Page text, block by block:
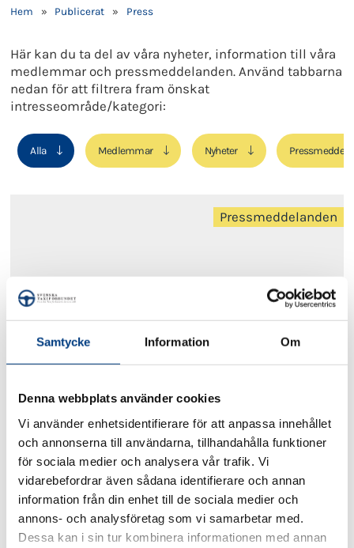
Samtycke Information Om
Denna webbplats använder cookies
Vi använder enhetsidentifierare för att anpassa innehållet
och annonserna till användarna, tillhandahålla funktioner
för sociala medier och analysera vår trafik. Vi
vidarebefordrar även sådana identifierare och annan
information från din enhet till de sociala medier och
annons- och analysföretag som vi samarbetar med.
Dessa kan i sin tur kombinera informationen med annan
Hem » Publicerat » Press
Här kan du ta del av våra nyheter, information till våra
medlemmar och pressmeddelanden. Använd tabbarna
nedan för att filtrera fram önskat
intresseområde/kategori:
Alla Medlemmar Nyheter
Pressmeddelanden
2017-01-03
befria taxi
Pressmeddelanden